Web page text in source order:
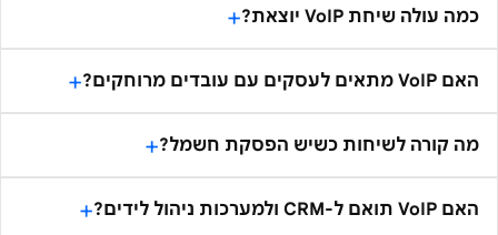
כמה עולה שיחת VoIP יוצאת?
האם VoIP מתאים לעסקים עם עובדים מרוחקים?
מה קורה לשיחות כשיש הפסקת חשמל?
האם VoIP תואם ל-CRM ולמערכות ניהול לידים?